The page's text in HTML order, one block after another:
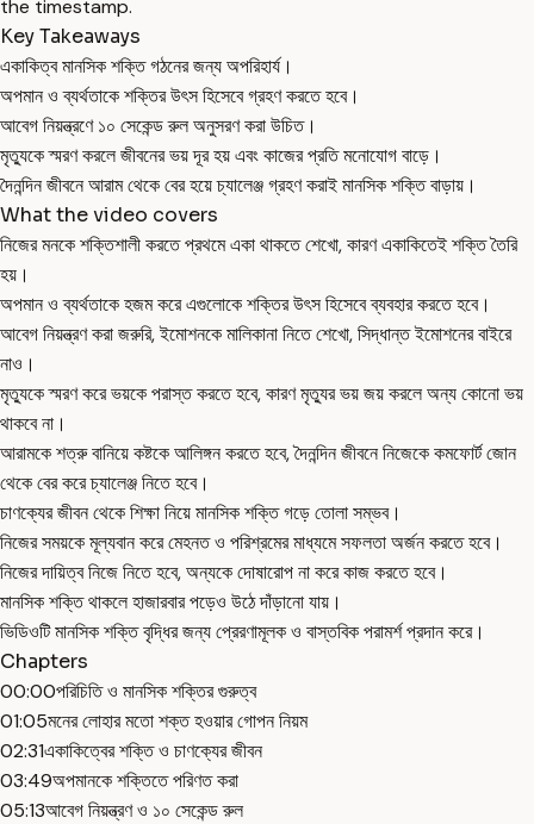
the timestamp.
Key Takeaways
একাকিত্ব মানসিক শক্তি গঠনের জন্য অপরিহার্য।
অপমান ও ব্যর্থতাকে শক্তির উৎস হিসেবে গ্রহণ করতে হবে।
আবেগ নিয়ন্ত্রণে ১০ সেকেন্ড রুল অনুসরণ করা উচিত।
মৃত্যুকে স্মরণ করলে জীবনের ভয় দূর হয় এবং কাজের প্রতি মনোযোগ বাড়ে।
দৈনন্দিন জীবনে আরাম থেকে বের হয়ে চ্যালেঞ্জ গ্রহণ করাই মানসিক শক্তি বাড়ায়।
What the video covers
নিজের মনকে শক্তিশালী করতে প্রথমে একা থাকতে শেখো, কারণ একাকিতেই শক্তি তৈরি
হয়।
অপমান ও ব্যর্থতাকে হজম করে এগুলোকে শক্তির উৎস হিসেবে ব্যবহার করতে হবে।
আবেগ নিয়ন্ত্রণ করা জরুরি, ইমোশনকে মালিকানা নিতে শেখো, সিদ্ধান্ত ইমোশনের বাইরে
নাও।
মৃত্যুকে স্মরণ করে ভয়কে পরাস্ত করতে হবে, কারণ মৃত্যুর ভয় জয় করলে অন্য কোনো ভয়
থাকবে না।
আরামকে শত্রু বানিয়ে কষ্টকে আলিঙ্গন করতে হবে, দৈনন্দিন জীবনে নিজেকে কমফোর্ট জোন
থেকে বের করে চ্যালেঞ্জ নিতে হবে।
চাণক্যের জীবন থেকে শিক্ষা নিয়ে মানসিক শক্তি গড়ে তোলা সম্ভব।
নিজের সময়কে মূল্যবান করে মেহনত ও পরিশ্রমের মাধ্যমে সফলতা অর্জন করতে হবে।
নিজের দায়িত্ব নিজে নিতে হবে, অন্যকে দোষারোপ না করে কাজ করতে হবে।
মানসিক শক্তি থাকলে হাজারবার পড়েও উঠে দাঁড়ানো যায়।
ভিডিওটি মানসিক শক্তি বৃদ্ধির জন্য প্রেরণামূলক ও বাস্তবিক পরামর্শ প্রদান করে।
Chapters
00:00পরিচিতি ও মানসিক শক্তির গুরুত্ব
01:05মনের লোহার মতো শক্ত হওয়ার গোপন নিয়ম
02:31একাকিত্বের শক্তি ও চাণক্যের জীবন
03:49অপমানকে শক্তিতে পরিণত করা
05:13আবেগ নিয়ন্ত্রণ ও ১০ সেকেন্ড রুল